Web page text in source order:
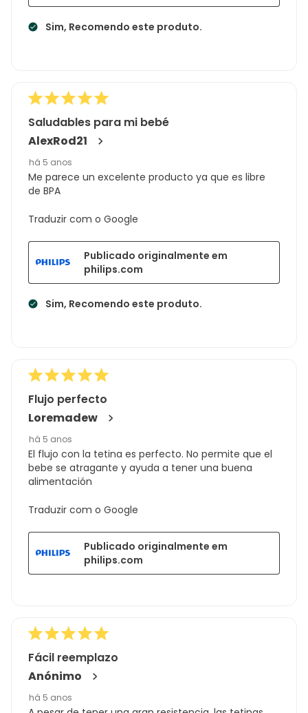
Sim, Recomendo este produto.
Saludables para mi bebé
AlexRod21
há 5 anos
Me parece un excelente producto ya que es libre
de BPA
Traduzir com o Google
Sim, Recomendo este produto.
Publicado originalmente em
philips.com
Flujo perfecto
Loremadew
há 5 anos
El flujo con la tetina es perfecto. No permite que el
bebe se atragante y ayuda a tener una buena
alimentación
Traduzir com o Google
Publicado originalmente em
philips.com
Fácil reemplazo
Anónimo
há 5 anos